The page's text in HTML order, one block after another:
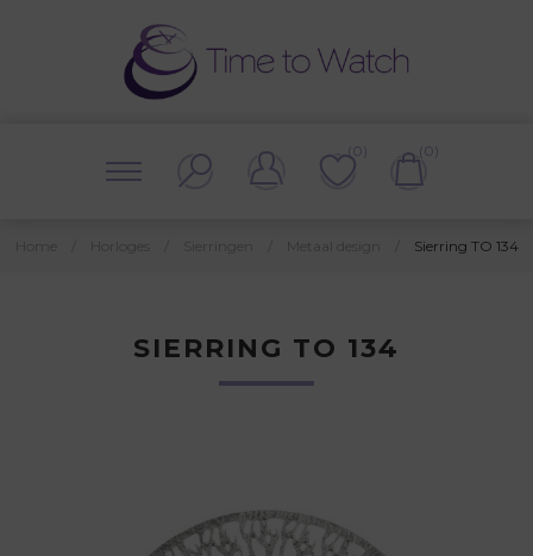
(0) (0)
Sierring TO 134
SIERRING TO 134